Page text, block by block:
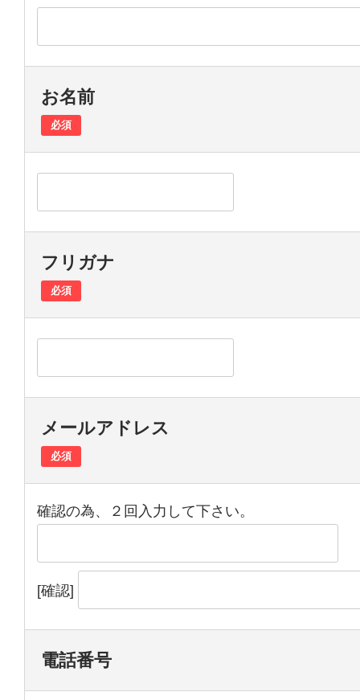
お名前
必須
フリガナ
必須
メールアドレス
必須
確認の為、２回入力して下さい。
[確認]
電話番号